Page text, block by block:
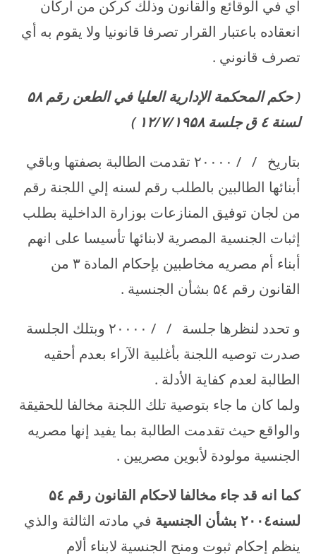
أي في الوقائع والقانون وذلك كركن من أركان
انعقاده باعتبار القرار تصرفا قانونيا ولا يقوم به أي
تصرف قانوني .
(حكم المحكمة الإدارية العليا في الطعن رقم۵۸
لسنة ٤ ق جلسة
۱۲/۷/۱۹۵۸ )
بتاريخ / / ۲۰۰۰۰ تقدمت الطالبة بصفتها وباقي
أبنائها الطالبين بالطلب رقم لسنه إلي اللجنة رقم
من لجان توفيق المنازعات بوزارة الداخلية بطلب
إثبات الجنسية المصرية لابنائها تأسيسا على انهم
أبناء أم مصريه مخاطبين بإحكام المادة ۳ من
القانون رقم ۵٤ بشأن الجنسية .
و تحدد لنظرها جلسة / / ۲۰۰۰۰ وبتلك الجلسة
صدرت توصيه اللجنة بأغلبية الآراء بعدم أحقيه
الطالبة لعدم كفاية الأدلة .
ولما كان ما جاء بتوصية تلك اللجنة مخالفا للحقيقة
والواقع حيث تقدمت الطالبة بما يفيد إنها مصريه
الجنسية مولودة لأبوين مصريين .
كما انه قد جاء مخالفا لاحكام القانون رقم ۵٤
لسنه ۲۰۰٤ بشأن الجنسية
في مادته الثالثة والذي
ينظم إحكام ثبوت ومنح الجنسية لابناء ألام